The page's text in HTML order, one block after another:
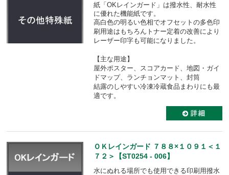
紙「OKレインガード」は撥水性、耐水性
に優れた機能紙です。
高白色の明るい色相でオフセットの多色印
刷用途はもちろんトナー定着の改善により
レーザー印字も可能になりました。
【主な用途】
屋外ポスター、スコアカード、地図・ガイ
ドマップ、ランチョンマット、封筒
結露のしやすい冷凍冷蔵食品まわりにも最
適です。
ＯＫレインガード ７８８×１０９１＜１
７２＞【ST0254 - 006】
水にぬれる場所でも使用できる印刷用撥水